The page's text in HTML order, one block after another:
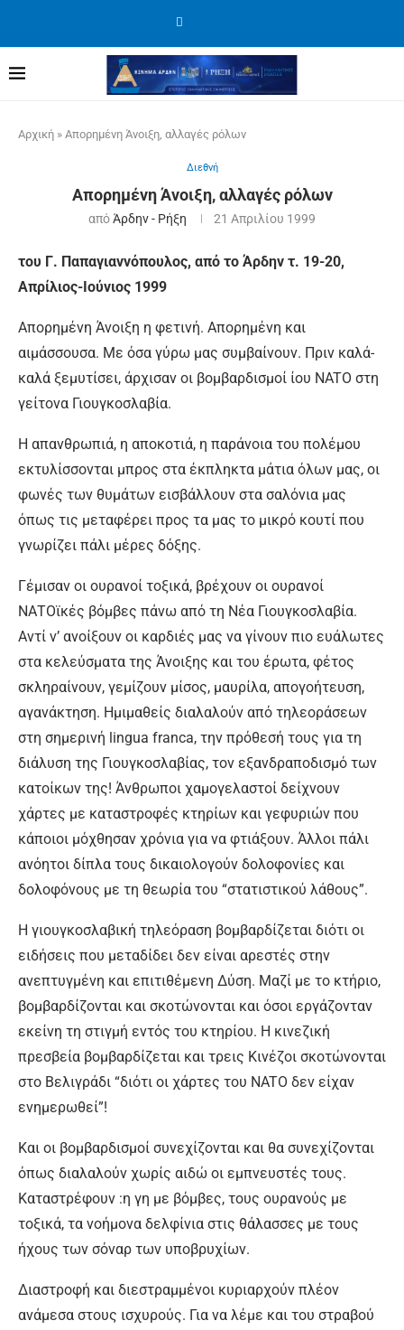
Αρχική » Απορημένη Άνοιξη, αλλαγές ρόλων
Διεθνή
Απορημένη Άνοιξη, αλλαγές ρόλων
απόΆρδην - Ρήξη 21 Απριλίου 1999
του Γ. Παπαγιαννόπουλος, από το Άρδην τ. 19-20,
Απρίλιος-Ιούνιος 1999
Απορημένη Άνοιξη η φετινή. Απορημένη και
αιμάσσουσα. Με όσα γύρω μας συμβαίνουν. Πριν καλά-
καλά ξεμυτίσει, άρχισαν οι βομβαρδισμοί ίου NATO στη
γείτονα Γιουγκοσλαβία.
Η απανθρωπιά, η αποκοτιά, η παράνοια του πολέμου
εκτυλίσσονται μπρος στα έκπληκτα μάτια όλων μας, οι
φωνές των θυμάτων εισβάλλουν στα σαλόνια μας
όπως τις μεταφέρει προς τα μας το μικρό κουτί που
γνωρίζει πάλι μέρες δόξης.
Γέμισαν οι ουρανοί τοξικά, βρέχουν οι ουρανοί
ΝΑΤΟϊκές βόμβες πάνω από τη Νέα Γιουγκοσλαβία.
Αντί ν’ ανοίξουν οι καρδιές μας να γίνουν πιο ευάλωτες
στα κελεύσματα της Άνοιξης και του έρωτα, φέτος
σκληραίνουν, γεμίζουν μίσος, μαυρίλα, απογοήτευση,
αγανάκτηση. Ημιμαθείς διαλαλούν από τηλεοράσεων
στη σημερινή lingua franca, την πρόθεσή τους για τη
διάλυση της Γιουγκοσλαβίας, τον εξανδραποδισμό των
κατοίκων της! Άνθρωποι χαμογελαστοί δείχνουν
χάρτες με καταστροφές κτηρίων και γεφυριών που
κάποιοι μόχθησαν χρόνια για να φτιάξουν. Άλλοι πάλι
ανόητοι δίπλα τους δικαιολογούν δολοφονίες και
δολοφόνους με τη θεωρία του “στατιστικού λάθους”.
Η γιουγκοσλαβική τηλεόραση βομβαρδίζεται διότι οι
ειδήσεις που μεταδίδει δεν είναι αρεστές στην
ανεπτυγμένη και επιτιθέμενη Δύση. Μαζί με το κτήριο,
βομβαρδίζονται και σκοτώνονται και όσοι εργάζονταν
εκείνη τη στιγμή εντός του κτηρίου. Η κινεζική
πρεσβεία βομβαρδίζεται και τρεις Κινέζοι σκοτώνονται
στο Βελιγράδι “διότι οι χάρτες του NATO δεν είχαν
ενημερωθεί”!
Και οι βομβαρδισμοί συνεχίζονται και θα συνεχίζονται
όπως διαλαλούν χωρίς αιδώ οι εμπνευστές τους.
Καταστρέφουν :η γη με βόμβες, τους ουρανούς με
τοξικά, τα νοήμονα δελφίνια στις θάλασσες με τους
ήχους των σόναρ των υποβρυχίων.
Διαστροφή και διεστραμμένοι κυριαρχούν πλέον
ανάμεσα στους ισχυρούς. Για να λέμε και του στραβού